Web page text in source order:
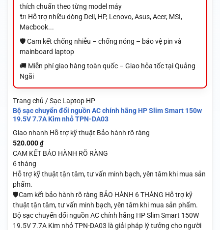
thích chuẩn theo từng model máy
🔌 Hỗ trợ nhiều dòng Dell, HP, Lenovo, Asus, Acer, MSI,
Macbook...
🛡️ Cam kết chống nhiễu – chống nóng – bảo vệ pin và
mainboard laptop
🚚 Miễn phí giao hàng toàn quốc – Giao hỏa tốc tại Quảng
Ngãi
Trang chủ / Sạc Laptop HP
Bộ sạc chuyển đổi nguồn AC chính hãng HP Slim Smart 150w
19.5V 7.7A Kim nhỏ TPN-DA03
Giao nhanh Hỗ trợ kỹ thuật Bảo hành rõ ràng
520.000 ₫
CAM KẾT BẢO HÀNH RÕ RÀNG
6 tháng
Hỗ trợ kỹ thuật tận tâm, tư vấn minh bạch, yên tâm khi mua sản
phẩm.
🛡️Cam kết bảo hành rõ ràng BẢO HÀNH 6 THÁNG Hỗ trợ kỹ
thuật tận tâm, tư vấn minh bạch, yên tâm khi mua sản phẩm.
Bộ sạc chuyển đổi nguồn AC chính hãng HP Slim Smart 150W
19.5V 7.7A Kim nhỏ TPN-DA03 là giải pháp lý tưởng cho người